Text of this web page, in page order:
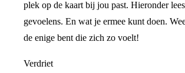
plek op de kaart bij jou past. Hieronder
gevoelens. En wat je ermee kunt doen.
de enige bent die zich zo voelt!
Verdriet